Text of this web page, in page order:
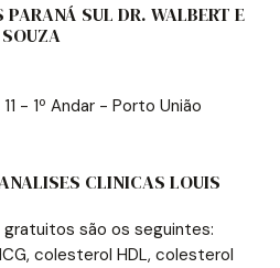
PARANÁ SUL DR. WALBERT E
- 1º Andar - Porto União
CLINICAS LOUIS
gratuitos são os seguintes:
colesterol HDL, colesterol